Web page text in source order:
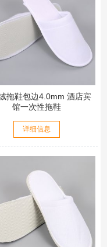
拖鞋包边4.0mm 酒店宾
馆一次性拖鞋
详细信息